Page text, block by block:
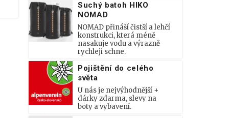
Suchý batoh HIKO
NOMAD
NOMAD přináší čistší a lehčí
konstrukci, která méně
nasakuje vodu a výrazně
rychleji schne.
Pojištění do celého
světa
U nás je nejvýhodnější +
dárky zdarma, slevy na
boty a vybavení.